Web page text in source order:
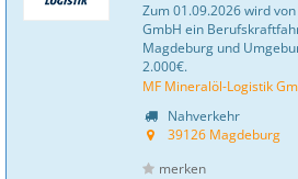
Zum 01.09.2026 wird
GmbH ein
Magdeburg und
2.000€.
MF Mineralöl-Logistik
Nahverkehr
39126 Magdeburg
merken